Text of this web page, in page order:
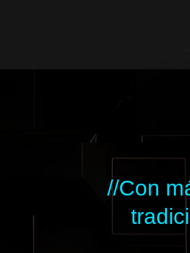
//Con